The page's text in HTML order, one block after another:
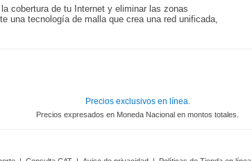
cobertura de tu Internet y eliminar las zonas
una tecnología de malla que crea una red unificada,
Precios exclusivos en línea.
Precios expresados en Moneda Nacional en montos totales.